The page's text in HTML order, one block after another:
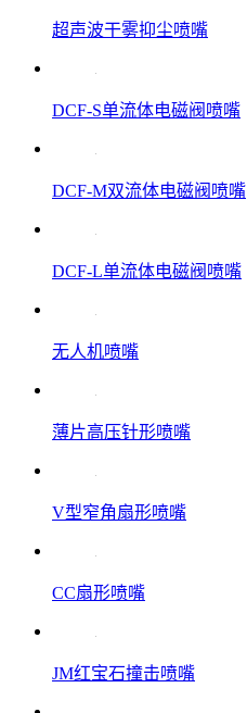
超声波干雾抑尘喷嘴
DCF-S单流体电磁阀喷嘴
DCF-M双流体电磁阀喷嘴
DCF-L单流体电磁阀喷嘴
无人机喷嘴
薄片高压针形喷嘴
V型窄角扇形喷嘴
CC扇形喷嘴
JM红宝石撞击喷嘴